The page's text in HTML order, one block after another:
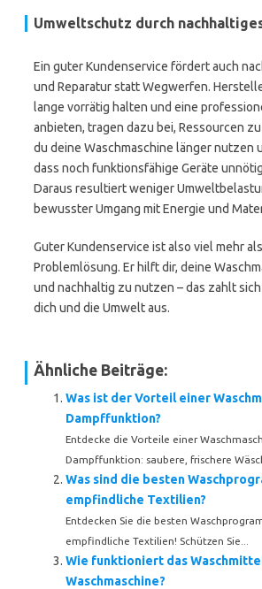
Umweltschutz durch
Ein guter Kundenservice fördert auch
und Reparatur statt Wegwerfen.
lange vorrätig halten und eine
anbieten, tragen dazu bei, Ressourcen
du deine Waschmaschine länger nutzen
dass noch funktionsfähige Geräte
Daraus resultiert weniger
bewusster Umgang mit Energie und
Guter Kundenservice ist also viel mehr
Problemlösung. Er hilft dir, deine
und nachhaltig zu nutzen – das zahlt
dich und die Umwelt aus.
Ähnliche Beiträge:
Was ist der Vorteil einer
Dampffunktion?
Entdecke die Vorteile einer
Dampffunktion: saubere, frischere
Was sind die besten
empfindliche Textilien?
Entdecken Sie die besten
empfindliche Textilien! Schützen Sie...
Wie funktioniert das
Waschmaschine?